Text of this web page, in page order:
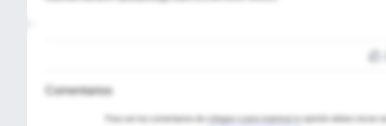
Comentarios
Para ver los comentarios de colegas o para expresar tu opinión debes iniciar